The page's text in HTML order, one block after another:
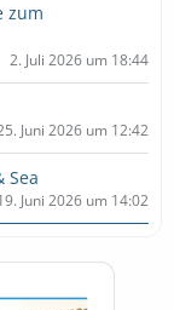
zum
2. Juli 2026 um 18:44
Juni 2026 um 12:42
Sea
Juni 2026 um 14:02